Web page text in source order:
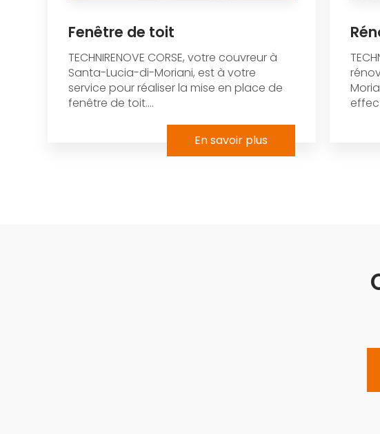
Fenêtre de toit
TECHNIRENOVE CORSE, votre couvreur à
Santa-Lucia-di-Moriani, est à votre
service pour réaliser la mise en place de
fenêtre de toit....
En savoir plus